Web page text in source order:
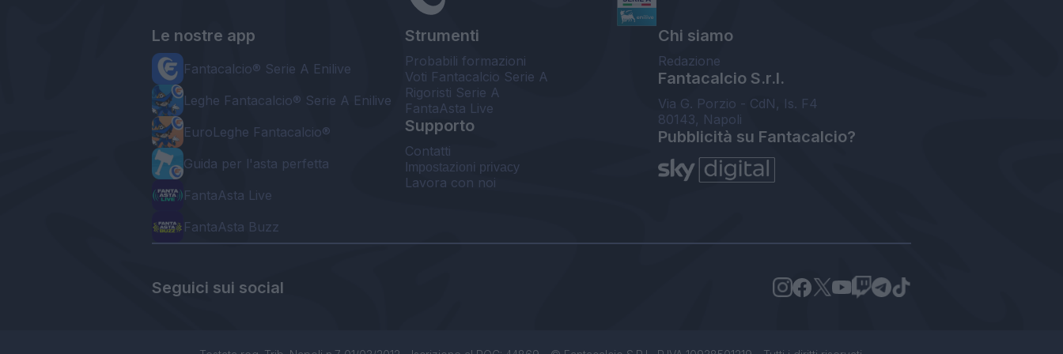
Le nostre app
Fantacalcio® Serie A Enilive
Leghe Fantacalcio® Serie A Enilive
EuroLeghe Fantacalcio®
Guida per l'asta perfetta
FantaAsta Live
FantaAsta Buzz
Strumenti
Probabili formazioni
Voti Fantacalcio Serie A
Rigoristi Serie A
FantaAsta Live
Supporto
Contatti
Impostazioni privacy
Lavora con noi
Chi siamo
Redazione
Fantacalcio S.r.l.
Via G. Porzio - CdN, Is. F4
80143, Napoli
Pubblicità su Fantacalcio?
Seguici sui social